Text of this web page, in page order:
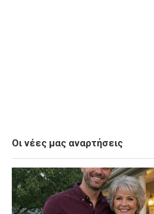
Οι νέες μας αναρτήσεις